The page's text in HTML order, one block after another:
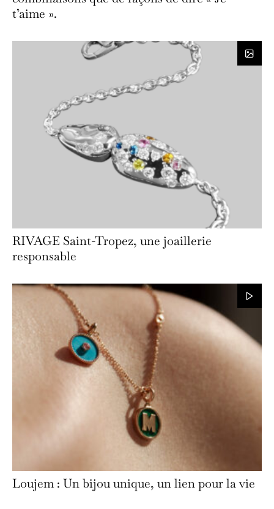
t’aime ».
RIVAGE Saint-Tropez, une joaillerie
responsable
Loujem : Un bijou unique, un lien pour la vie